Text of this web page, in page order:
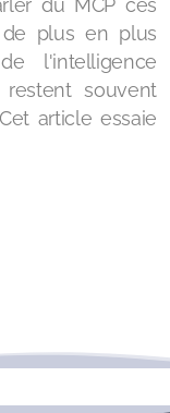
du MCP ces
plus en plus
l'intelligence
souvent
article essaie
au